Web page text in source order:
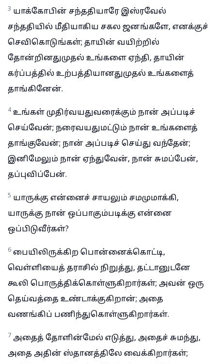
3 யாக்கோபின் சந்ததியாரே இஸ்ரவேல்
சந்ததியில் மீதியாகிய சகல ஜனங்களே, எனக்குச்
செவிகொடுங்கள்; தாயின் வயிற்றில்
தோன்றினதுமுதல் உங்களை ஏந்தி, தாயின்
கர்ப்பத்தில் உற்பத்தியானதுமுதல் உங்களைத்
தாங்கினேன்.
4 உங்கள் முதிர்வயதுவரைக்கும் நான் அப்படிச்
செய்வேன்; நரைவயதுமட்டும் நான் உங்களைத்
தாங்குவேன்; நான் அப்படிச் செய்து வந்தேன்;
இனிமேலும் நான் ஏந்துவேன், நான் சுமப்பேன்,
தப்புவிப்பேன்.
5 யாருக்கு என்னைச் சாயலும் சமமுமாக்கி,
யாருக்கு நான் ஒப்பாகும்படிக்கு என்னை
ஒப்பிடுவீர்கள்?
6 பையிலிருக்கிற பொன்னைக்கொட்டி,
வெள்ளியைத் தராசில் நிறுத்து, தட்டானுடனே
கூலி பொருத்திக்கொள்ளுகிறார்கள்; அவன் ஒரு
தெய்வத்தை உண்டாக்குகிறான்; அதை
வணங்கிப் பணிந்துகொள்ளுகிறார்கள்.
7 அதைத் தோளின்மேல் எடுத்து, அதைச் சுமந்து,
அதை அதின் ஸ்தானத்திலே வைக்கிறார்கள்;